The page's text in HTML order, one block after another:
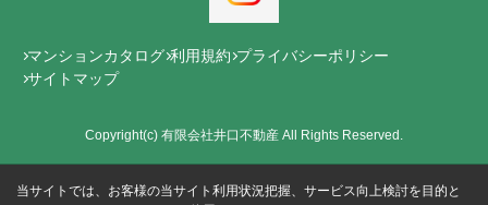
マンションカタログ 利用規約 プライバシーポリシー
サイトマップ
Copyright(c) 有限会社井口不動産 All Rights Reserved.
当サイトでは、お客様の当サイト利用状況把握、サービス向上検討を目的と